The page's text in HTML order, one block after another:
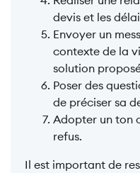
devis et les
Envoyer un
contexte de la
solution
Poser des
de préciser sa
Adopter un ton
refus.
Il est important de